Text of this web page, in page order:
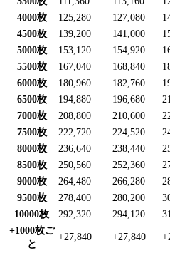
4000枚
125,280 127,080
4500枚
139,200 141,000
5000枚
153,120 154,920
5500枚
167,040 168,840
6000枚
180,960 182,760
6500枚
194,880 196,680
7000枚
208,800 210,600
7500枚
222,720 224,520
8000枚
236,640 238,440
8500枚
250,560 252,360
9000枚
264,480 266,280
9500枚
278,400 280,200
10000枚
292,320 294,120
+1000枚ご
と
+27,840 +27,840